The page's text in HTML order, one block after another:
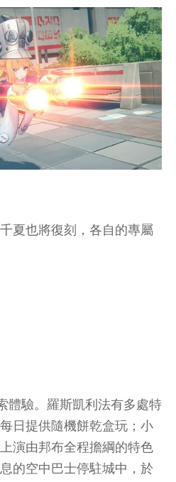
夏也將復刻，各自的專屬
體驗。羅斯凱利法有多處特
日提供隨機餅乾盒玩；小
演由邦布全程擔綱的特色
的空中巴士停駐城中，於